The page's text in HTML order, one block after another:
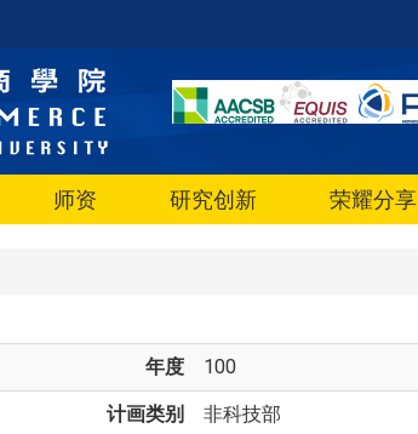
师资 研究创新 荣耀分享
年度 100
计画类别 非科技部